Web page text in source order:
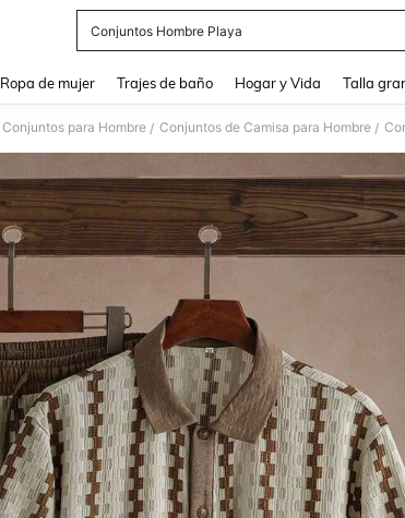
Conjuntos Hombre Playa
Ropa de mujer Trajes de baño Hogar y Vida Talla
Conjuntos para Hombre / Conjuntos de Camisa para Hombre /